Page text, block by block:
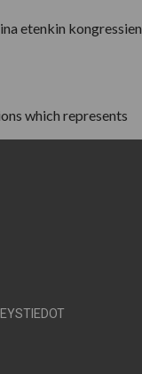
etenkin kongressien
which represents